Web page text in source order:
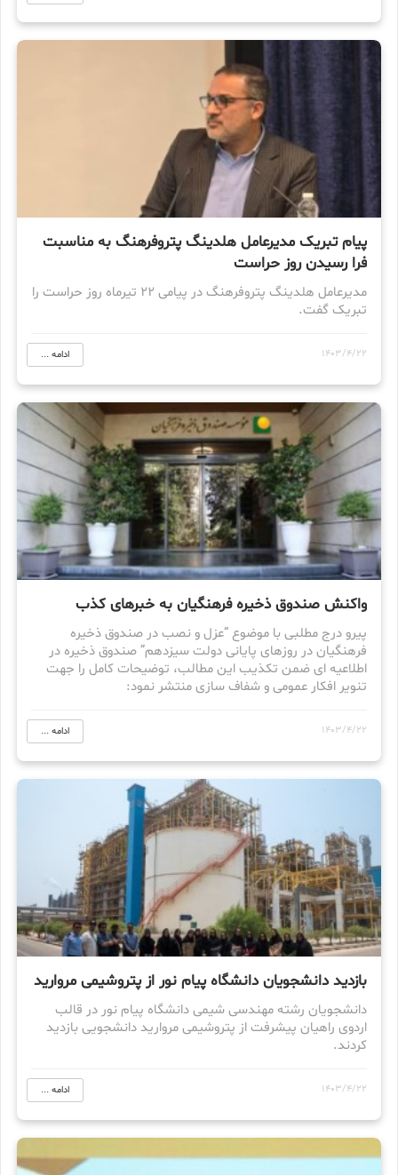
پیام تبریک مدیرعامل هلدینگ پتروفرهنگ به مناسبت
فرا رسیدن روز حراست
مدیرعامل هلدینگ پتروفرهنگ در پیامی ۲۲ تیرماه روز حراست را
تبریک گفت.
1403/4/22 ادامه ...
واکنش صندوق ذخیره فرهنگیان به خبرهای کذب
پیرو درج مطلبی با موضوع “عزل و نصب در صندوق ذخیره
فرهنگیان در روزهای پایانی دولت سیزدهم” صندوق ذخیره در
اطلاعیه ای ضمن تکذیب این مطالب، توضیحات کامل را جهت
تنویر افکار عمومی و شفاف سازی منتشر نمود:
1403/4/22 ادامه ...
بازدید دانشجویان دانشگاه پیام نور از پتروشیمی مروارید
دانشجویان رشته مهندسی شیمی دانشگاه پیام نور در قالب
اردوی راهیان پیشرفت از پتروشیمی مروارید دانشجویی بازدید
کردند.
1403/4/22 ادامه ...